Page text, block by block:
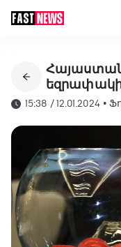
15:38 / 12.01.2024 •